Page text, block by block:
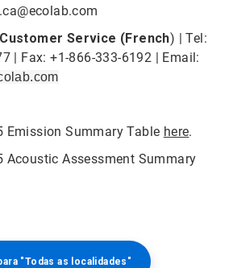
Service (French) | Tel:
| Fax: +1-866-333-6192 | Email:
Emission Summary Table here.
Acoustic Assessment Summary
"Todas as localidades"